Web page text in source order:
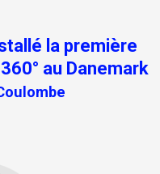
la première
au Danemark